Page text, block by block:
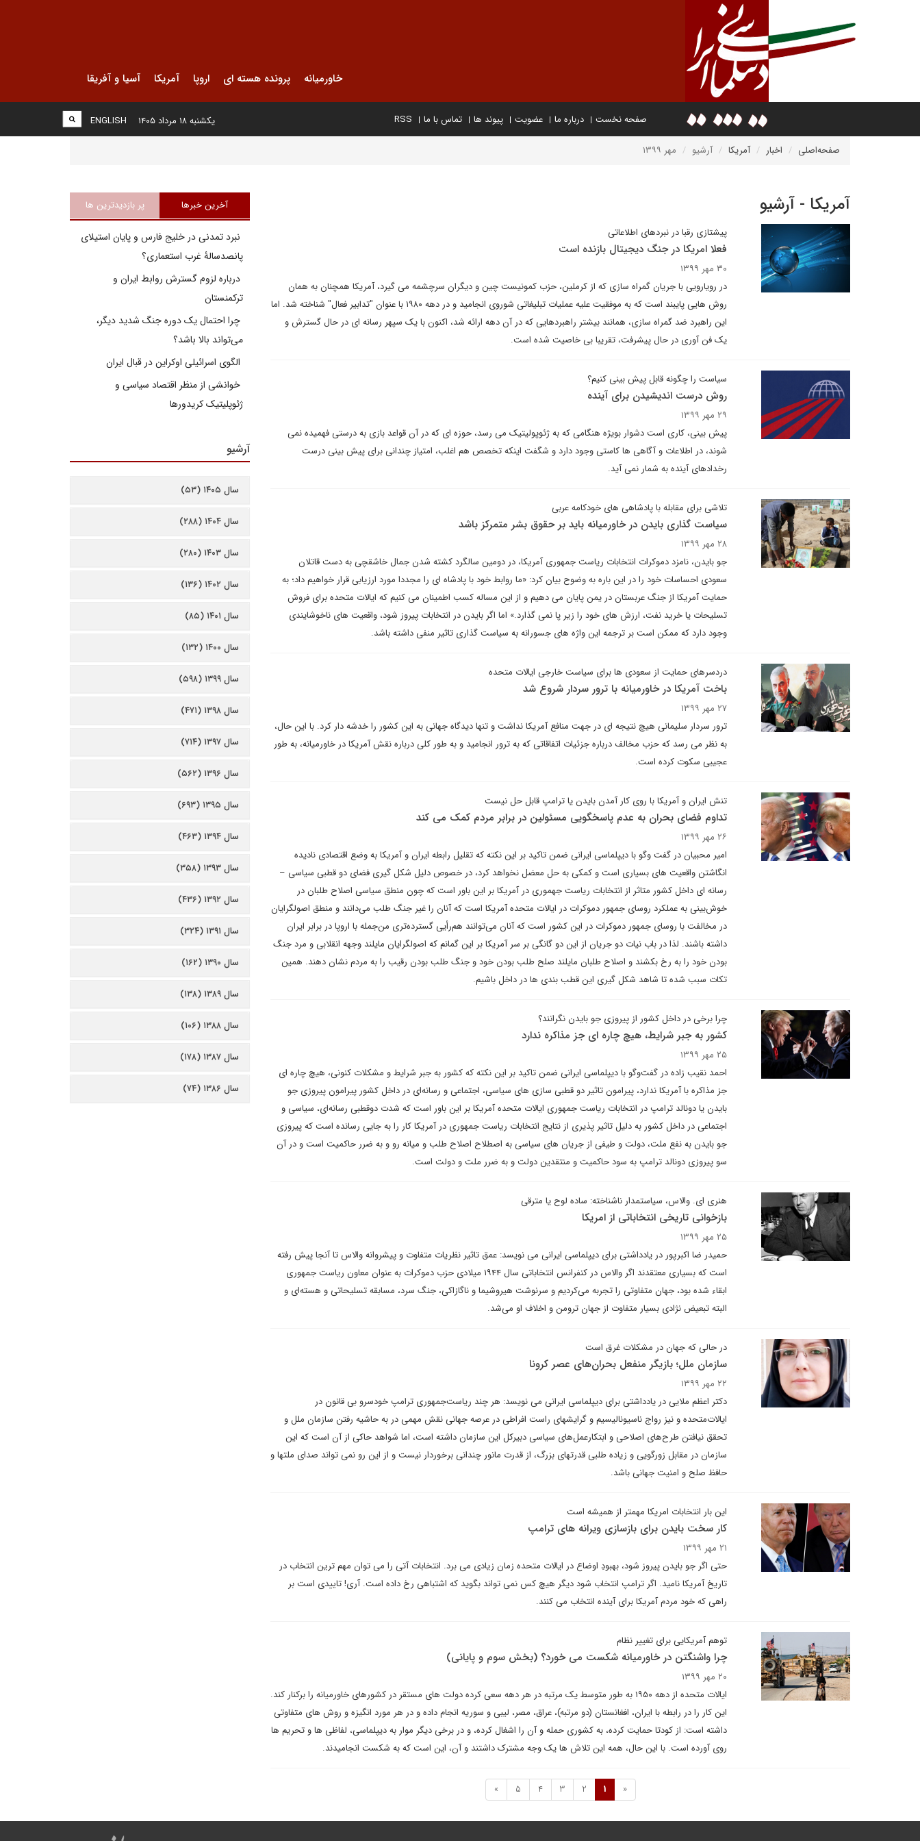
خاورمیانه پرونده هسته ای اروپا آمریکا آسیا و آفریقا
صفحه نخست درباره ما عضویت پیوند ها تماس با ما RSS
ENGLISH یکشنبه ۱۸ مرداد ۱۴۰۵
صفحه‌اصلی اخبار آمریکا آرشیو مهر ۱۳۹۹
آمریکا - آرشیو
پیشتازی رقبا در نبردهای اطلاعاتی
فعلا امریکا در جنگ دیجیتال بازنده است
۳۰ مهر ۱۳۹۹
در رویارویی با جریان گمراه سازی که از کرملین، حزب کمونیست چین و دیگران سرچشمه می گیرد، آمریکا همچنان به همان
روش هایی پایبند است که به موفقیت علیه عملیات تبلیغاتی شوروی انجامید و در دهه ۱۹۸۰ با عنوان "تدابیر فعال" شناخته شد. اما
این راهبرد ضد گمراه سازی، همانند بیشتر راهبردهایی که در آن دهه ارائه شد، اکنون با یک سپهر رسانه ای در حال گسترش و
یک فن آوری در حال پیشرفت، تقریبا بی خاصیت شده است.
سیاست را چگونه قابل پیش بینی کنیم؟
روش درست اندیشیدن برای آینده
۲۹ مهر ۱۳۹۹
پیش بینی، کاری است دشوار بویژه هنگامی که به ژئوپولیتیک می رسد، حوزه ای که در آن قواعد بازی به درستی فهمیده نمی
شوند، در اطلاعات و آگاهی ها کاستی وجود دارد و شگفت اینکه تخصص هم اغلب، امتیاز چندانی برای پیش بینی درست
رخدادهای آینده به شمار نمی آید.
تلاشی برای مقابله با پادشاهی های خودکامه عربی
سیاست گذاری بایدن در خاورمیانه باید بر حقوق بشر متمرکز باشد
۲۸ مهر ۱۳۹۹
جو بایدن، نامزد دموکرات انتخابات ریاست جمهوری آمریکا، در دومین سالگرد کشته شدن جمال خاشقچی به دست قاتلان
سعودی احساسات خود را در این باره به وضوح بیان کرد: «ما روابط خود با پادشاه ای را مجددا مورد ارزیابی قرار خواهیم داد؛ به
حمایت آمریکا از جنگ عربستان در یمن پایان می دهیم و از این مساله کسب اطمینان می ‌کنیم که ایالات متحده برای فروش
تسلیحات یا خرید نفت، ارزش های خود را زیر پا نمی گذارد.» اما اگر بایدن در انتخابات پیروز شود، واقعیت ‌های ناخوشایندی
وجود دارد که ممکن است بر ترجمه این واژه های جسورانه به سیاست گذاری تاثیر منفی داشته باشد.
دردسرهای حمایت از سعودی ها برای سیاست خارجی ایالات متحده
باخت آمریکا در خاورمیانه با ترور سردار شروع شد
۲۷ مهر ۱۳۹۹
ترور سردار سلیمانی هیچ نتیجه ای در جهت منافع آمریکا نداشت و تنها دیدگاه جهانی به این کشور را خدشه دار کرد. با این حال،
به نظر می رسد که حزب مخالف درباره جزئیات اتفاقاتی که به ترور انجامید و به طور کلی درباره نقش آمریکا در خاورمیانه، به طور
عجیبی سکوت کرده است.
تنش ایران و آمریکا با روی کار آمدن بایدن یا ترامپ قابل حل نیست
تداوم فضای بحران به عدم پاسخگویی مسئولین در برابر مردم کمک می کند
۲۶ مهر ۱۳۹۹
امیر محبیان در گفت وگو با دیپلماسی ایرانی ضمن تاکید بر این نکته که تقلیل رابطه ایران و آمریکا به وضع اقتصادی نادیده
انگاشتن واقعیت های بسیاری است و کمکی به حل معضل نخواهد کرد، در خصوص دلیل شکل گیری فضای دو قطبی سیاسی –
رسانه ای داخل کشور متاثر از انتخابات ریاست جهموری در آمریکا بر این باور است که چون منطق سیاسی اصلاح طلبان در
خوش‌بینی به عملکرد روسای جمهور دموکرات در ایالات متحده آمریکا است که آنان را غیر جنگ طلب می‌دانند و منطق اصولگرایان
در مخالفت با روسای جمهور دموکرات در این کشور است که آنان می‌توانند هم‌رأیی گسترده‌تری من‌جمله با اروپا در برابر ایران
داشته باشند. لذا در باب نیات دو جریان از این دو گانگی بر سر آمریکا بر این گمانم که اصولگرایان مایلند وجهه انقلابی و مرد جنگ
بودن خود را به رخ بکشند و اصلاح طلبان مایلند صلح طلب بودن خود و جنگ طلب بودن رقیب را به مردم نشان دهند. همین
تکات سبب شده تا شاهد شکل گیری این قطب بندی ها در داخل باشیم.
چرا برخی در داخل کشور از پیروزی جو بایدن نگرانند؟
کشور به جبر شرایط، هیچ چاره ای جز مذاکره ندارد
۲۵ مهر ۱۳۹۹
احمد نقیب زاده در گفت‌وگو با دیپلماسی ایرانی ضمن تاکید بر این نکته که کشور به جبر شرایط و مشکلات کنونی، هیچ چاره ای
جز مذاکره با آمریکا ندارد، پیرامون تاثیر دو قطبی سازی های سیاسی، اجتماعی و رسانه‌ای در داخل کشور پیرامون پیروزی جو
بایدن یا دونالد ترامپ در انتخابات ریاست جمهوری ایالات متحده آمریکا بر این باور است که شدت دوقطبی رسانه‌ای، سیاسی و
اجتماعی در داخل کشور به دلیل تاثیر پذیری از نتایج انتخابات ریاست جمهوری در آمریکا کار را به جایی رسانده است که پیروزی
جو بایدن به نفع ملت، دولت و طیفی از جریان های سیاسی به اصطلاح اصلاح طلب و میانه رو و به ضرر حاکمیت است و در آن
سو پیروزی دونالد ترامپ به سود حاکمیت و منتقدین دولت و به ضرر ملت و دولت است.
هنری ای. والاس، سیاستمدار ناشناخته: ساده لوح یا مترقی
بازخوانی تاریخی انتخاباتی از امریکا
۲۵ مهر ۱۳۹۹
حمیدر ضا اکبرپور در یادداشتی برای دیپلماسی ایرانی می نویسد: عمق تاثیر نظریات متفاوت و پیشروانه والاس تا آنجا پیش رفته
است که بسیاری معتقدند اگر والاس در کنفرانس انتخاباتی سال ۱۹۴۴ میلادی حزب دموکرات به عنوان معاون ریاست جمهوری
ابقاء شده بود، جهان متفاوتی را تجربه می‌کردیم و سرنوشت هیروشیما و ناگازاکی، جنگ سرد، مسابقه تسلیحاتی و هسته‌ای و
البته تبعیض نژادی بسیار متفاوت از جهان ترومن و اخلاف او می‌شد.
در حالی که جهان در مشکلات غرق است
سازمان ملل؛ بازیگر منفعل بحران‌های عصر کرونا
۲۲ مهر ۱۳۹۹
دکتر اعظم ملایی در یادداشتی برای دیپلماسی ایرانی می نویسد: هر چند ریاست‌جمهوری ترامپ خودسرو بی قانون در
ایالات‌متحده و نیز رواج ناسیونالیسیم و گرایشهای راست افراطی در عرصه جهانی نقش مهمی در به حاشیه رفتن سازمان ملل و
تحقق نیافتن طرح‌های اصلاحی و ابتکارعمل‌های سیاسی دبیرکل این سازمان داشته است، اما شواهد حاکی از آن است که این
سازمان در مقابل زورگویی و زیاده طلبی قدرتهای بزرگ، از قدرت مانور چندانی برخوردار نیست و از این رو نمی تواند صدای ملتها و
حافظ صلح و امنیت جهانی باشد.
این بار انتخابات امریکا مهمتر از همیشه است
کار سخت بایدن برای بازسازی ویرانه های ترامپ
۲۱ مهر ۱۳۹۹
حتی اگر جو بایدن پیروز شود، بهبودِ اوضاع در ایالات متحده زمان زیادی می برد. انتخابات آتی را می توان مهم ترین انتخاب در
تاریخ آمریکا نامید. اگر ترامپ انتخاب شود دیگر هیچ کس نمی تواند بگوید که اشتباهی رخ داده است. آری! تاییدی است بر
راهی که خود مردم آمریکا برای آینده انتخاب می کنند.
توهم آمریکایی برای تغییر نظام
چرا واشنگتن در خاورمیانه شکست می خورد؟ (بخش سوم و پایانی)
۲۰ مهر ۱۳۹۹
ایالات متحده از دهه ۱۹۵۰ به طور متوسط یک مرتبه در هر دهه سعی کرده دولت های مستقر در کشورهای خاورمیانه را برکنار کند.
این کار را در رابطه با ایران، افغانستان (دو مرتبه)، عراق، مصر، لیبی و سوریه انجام داده و در هر مورد انگیزه و روش های متفاوتی
داشته است: از کودتا حمایت کرده، به کشوری حمله و آن را اشغال کرده، و در برخی دیگر موار به دیپلماسی، لفاظی ها و تحریم ها
روی آورده است. با این حال، همه این تلاش ها یک وجه مشترک داشتند و آن، این است که به شکست انجامیدند.
«
1
2
3
4
5
»
آخرین خبرها پر بازدیدترین ها
نبرد تمدنی در خلیج فارس و پایان استیلای
پانصدسالۀ غرب استعماری؟
درباره لزوم گسترش روابط ایران و
ترکمنستان
چرا احتمال یک دوره جنگ شدید دیگر،
می‌تواند بالا باشد؟
الگوی اسرائیلی اوکراین در قبال ایران
خوانشی از منظر اقتصاد سیاسی و
ژئوپلیتیک کریدورها
آرشیو
سال ۱۴۰۵ (۵۳)
سال ۱۴۰۴ (۲۸۸)
سال ۱۴۰۳ (۲۸۰)
سال ۱۴۰۲ (۱۳۶)
سال ۱۴۰۱ (۸۵)
سال ۱۴۰۰ (۱۳۲)
سال ۱۳۹۹ (۵۹۸)
سال ۱۳۹۸ (۴۷۱)
سال ۱۳۹۷ (۷۱۴)
سال ۱۳۹۶ (۵۶۲)
سال ۱۳۹۵ (۶۹۳)
سال ۱۳۹۴ (۴۶۳)
سال ۱۳۹۳ (۳۵۸)
سال ۱۳۹۲ (۴۳۶)
سال ۱۳۹۱ (۳۲۴)
سال ۱۳۹۰ (۱۶۲)
سال ۱۳۸۹ (۱۳۸)
سال ۱۳۸۸ (۱۰۶)
سال ۱۳۸۷ (۱۷۸)
سال ۱۳۸۶ (۷۴)